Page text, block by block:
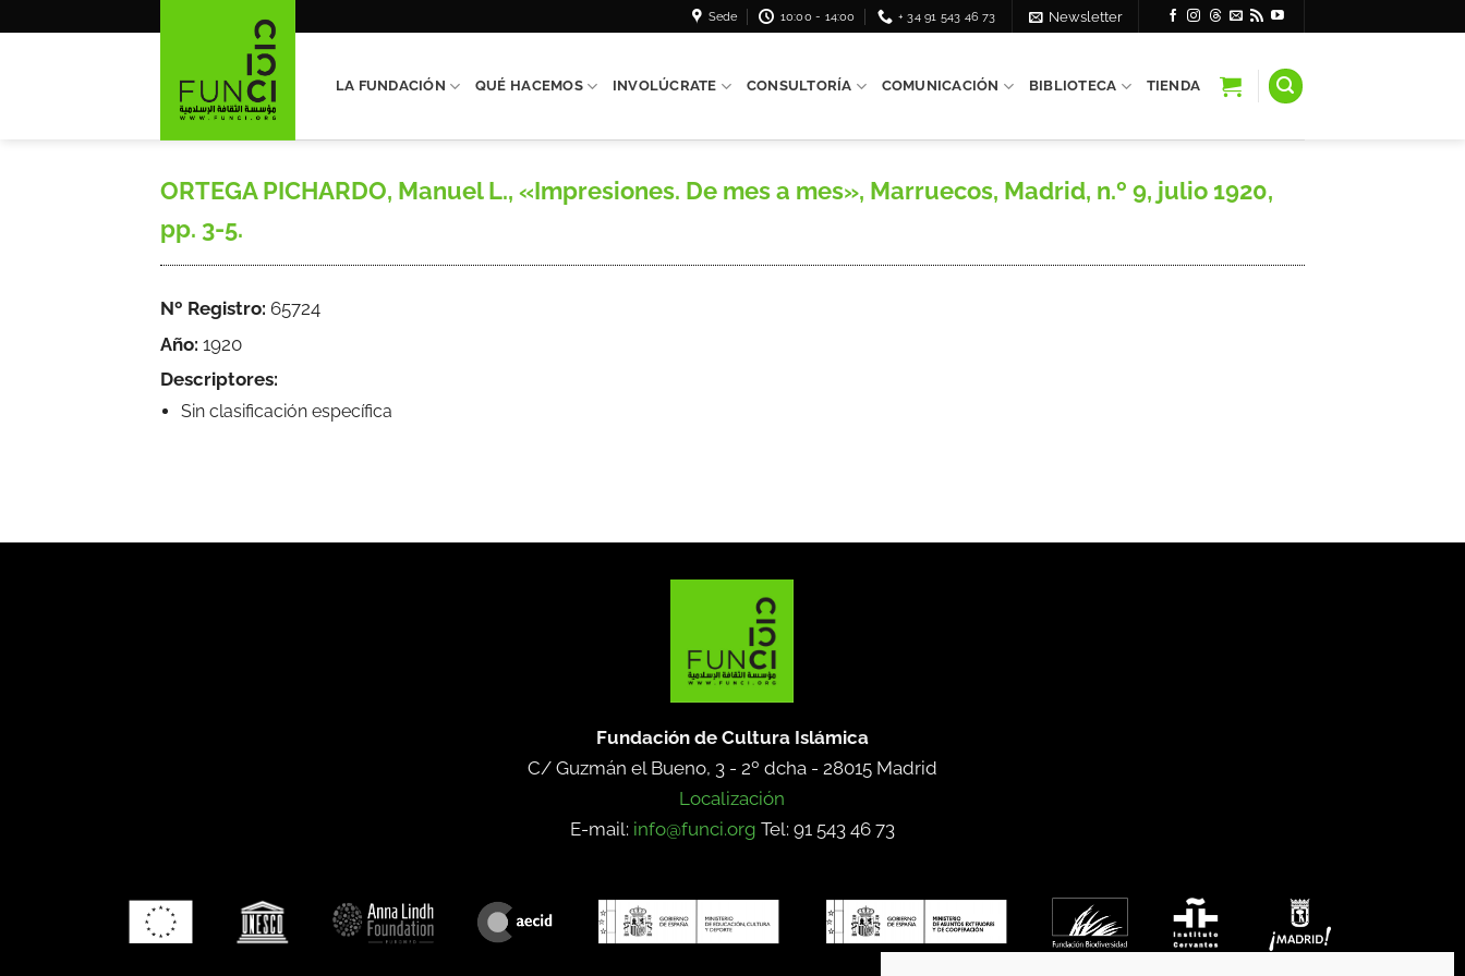
Sede 10:00 - 14:00 + 34 91 543 46 73 Newsletter
LA FUNDACIÓN QUÉ HACEMOS INVOLÚCRATE CONSULTORÍA COMUNICACIÓN BIBLIOTECA TIENDA
ORTEGA PICHARDO, Manuel L., «Impresiones. De mes a mes», Marruecos, Madrid, n.º 9, julio 1920,
pp. 3-5.
Nº Registro: 65724
Año: 1920
Descriptores:
Sin clasificación específica
Fundación de Cultura Islámica
C/ Guzmán el Bueno, 3 - 2º dcha - 28015 Madrid
Localización
E-mail: info@funci.org Tel: 91 543 46 73